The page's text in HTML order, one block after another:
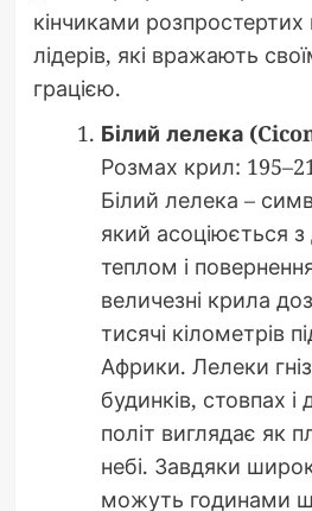
кінчиками
лідерів, які вражають
грацією.
Білий лелека
Розмах крил:
Білий лелека –
який асоціюється
теплом і
величезні крила
тисячі кілометрів
Африки. Лелеки
будинків, стовпах і
політ виглядає як
небі. Завдяки
можуть годинами